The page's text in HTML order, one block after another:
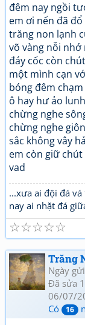
đêm nay ngồi
em ơi nến đã
trăng non lạnh
võ vàng nỗi nhớ
đáy cốc còn
một mình cạn
bóng đêm
ô hay hư ảo
chừng nghe
chừng nghe
sắc không vây
em còn giữ
vad
...xưa ai đội đá vá
nay ai nhặt đá
☆
☆
☆
☆
☆
Trăng
Ngày
Đã sửa
06/07/
Có
16